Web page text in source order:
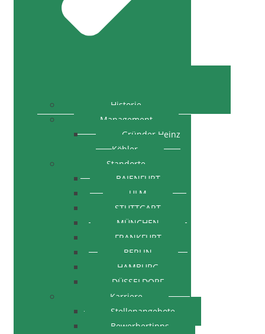
Historie
Management
Gründer Heinz
Köhler
Standorte
BAIENFURT
ULM
STUTTGART
MÜNCHEN
FRANKFURT
BERLIN
HAMBURG
DÜSSELDORF
Karriere
Stellenangebote
Bewerbertipps